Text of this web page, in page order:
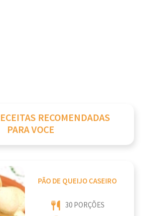
RECOMENDADAS
PARA VOCE
PÃO DE QUEIJO CASEIRO
30 PORÇÕES